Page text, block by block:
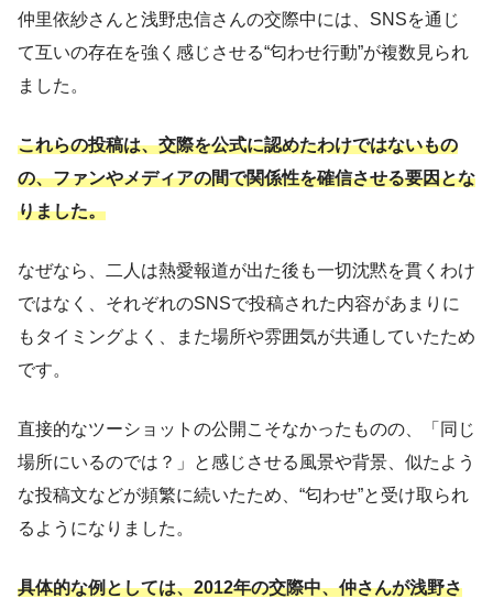
仲里依紗さんと浅野忠信さんの交際中には、SNSを通じ
て互いの存在を強く感じさせる“匂わせ行動”が複数見られ
ました。
これらの投稿は、交際を公式に認めたわけではないもの
の、ファンやメディアの間で関係性を確信させる要因とな
りました。
なぜなら、二人は熱愛報道が出た後も一切沈黙を貫くわけ
ではなく、それぞれのSNSで投稿された内容があまりに
もタイミングよく、また場所や雰囲気が共通していたため
です。
直接的なツーショットの公開こそなかったものの、「同じ
場所にいるのでは？」と感じさせる風景や背景、似たよう
な投稿文などが頻繁に続いたため、“匂わせ”と受け取られ
るようになりました。
具体的な例としては、2012年の交際中、仲さんが浅野さ